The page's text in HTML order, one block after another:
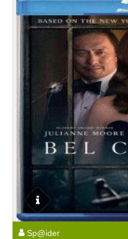
Sp@ider